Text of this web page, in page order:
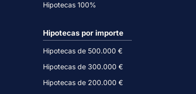
Hipotecas 100%
Hipotecas por importe
Hipotecas de 500.000 €
Hipotecas de 300.000 €
Hipotecas de 200.000 €